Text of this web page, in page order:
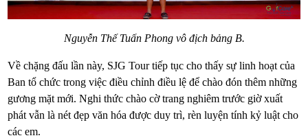
Nguyễn Thế Tuấn Phong vô địch bảng B.
Về chặng đấu lần này, SJG Tour tiếp tục cho thấy sự linh hoạt của
Ban tổ chức trong việc điều chỉnh điều lệ để chào đón thêm những
gương mặt mới. Nghi thức chào cờ trang nghiêm trước giờ xuất
phát vẫn là nét đẹp văn hóa được duy trì, rèn luyện tính kỷ luật cho
các em.